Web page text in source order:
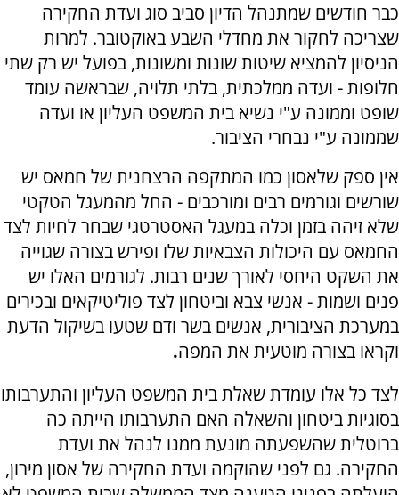
כבר חודשים שמתנהל הדיון סביב סוג ועדת החקירה
שצריכה לחקור את מחדלי השבע באוקטובר. למרות
הניסיון להמציא שיטות שונות ומשונות, בפועל יש רק שתי
חלופות - ועדה ממלכתית, בלתי תלויה, שבראשה עומד
שופט וממונה ע"י נשיא בית המשפט העליון או ועדה
שממונה ע"י נבחרי הציבור.
אין ספק שלאסון כמו המתקפה הרצחנית של חמאס יש
שורשים וגורמים רבים ומורכבים - החל מהמעגל הטקטי
שלא זיהה בזמן וכלה במעגל האסטרטגי שבחר לחיות לצד
החמאס עם היכולות הצבאיות שלו ופירש בצורה שגוייה
את השקט היחסי לאורך שנים רבות. לגורמים האלו יש
פנים ושמות - אנשי צבא וביטחון לצד פוליטיקאים ובכירים
במערכת הציבורית, אנשים בשר ודם שטעו בשיקול הדעת
וקראו בצורה מוטעית את המפה.
לצד כל אלו עומדת שאלת בית המשפט העליון והתערבותו
בסוגיות ביטחון והשאלה האם התערבותו הייתה כה
ברוטלית שהשפעתה מונעת ממנו לנהל את ועדת
החקירה. גם לפני שהוקמה ועדת החקירה של אסון מירון,